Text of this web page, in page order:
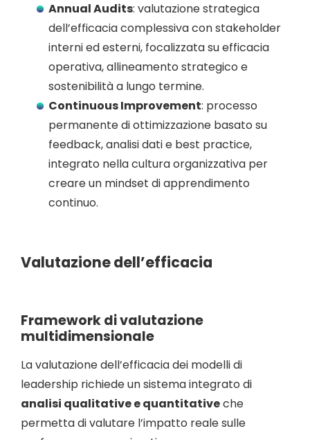
Annual Audits: valutazione strategica
dell’efficacia complessiva con stakeholder
interni ed esterni, focalizzata su efficacia
operativa, allineamento strategico e
sostenibilità a lungo termine.
Continuous Improvement: processo
permanente di ottimizzazione basato su
feedback, analisi dati e best practice,
integrato nella cultura organizzativa per
creare un mindset di apprendimento
continuo.
Valutazione dell’efficacia
Framework di valutazione
multidimensionale
La valutazione dell’efficacia dei modelli di
leadership richiede un sistema integrato di
analisi qualitative e quantitativeche
permetta di valutare l’impatto reale sulle